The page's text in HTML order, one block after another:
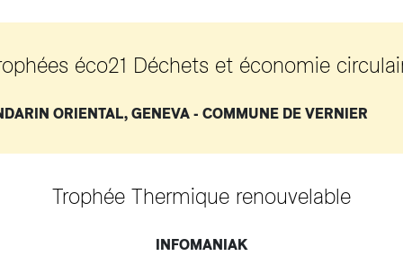
éco21 Déchets et économie
ORIENTAL, GENEVA - COMMUNE DE
Trophée Thermique renouvelable
INFOMANIAK